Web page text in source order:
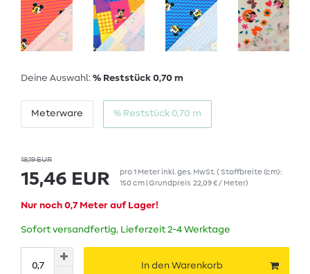
Deine Auswahl: % Reststück 0,70 m
Meterware % Reststück 0,70 m
18,19 EUR
15,46 EUR pro1 Meterinkl. ges. MwSt. ( Stoffbreite (cm):
150 cm | Grundpreis 22,09 € / Meter)
Nur noch 0,7 Meter auf Lager!
Sofort versandfertig, Lieferzeit 2-4 Werktage
In den Warenkorb